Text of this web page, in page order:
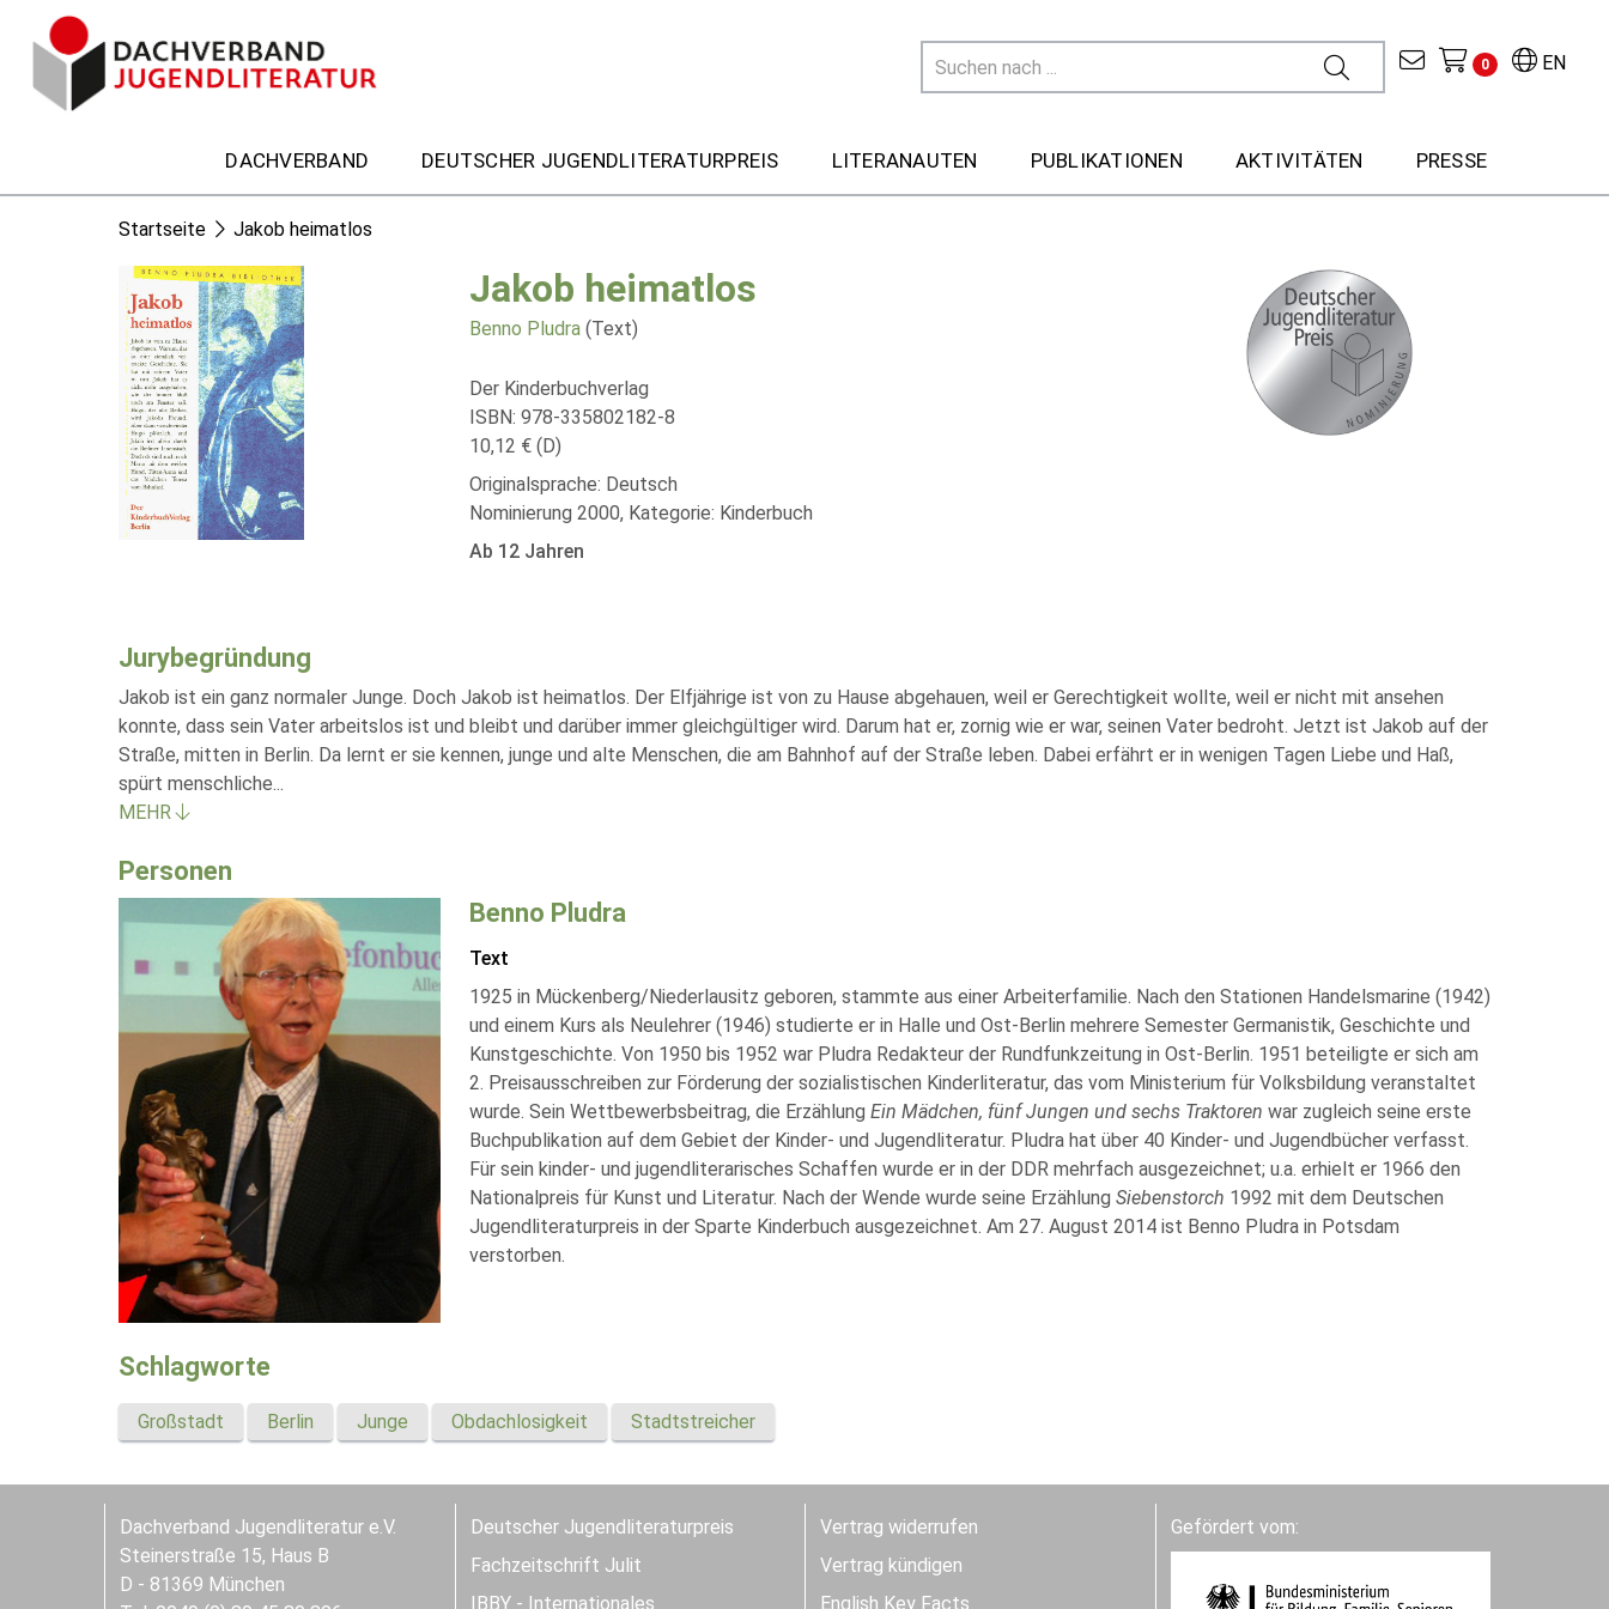
EN
0
DACHVERBAND DEUTSCHER JUGENDLITERATURPREIS LITERANAUTEN PUBLIKATIONEN AKTIVITÄTEN PRESSE
Startseite Jakob heimatlos
Jakob heimatlos
Benno Pludra (Text)
Der Kinderbuchverlag
ISBN: 978-335802182-8
10,12 € (D)
Originalsprache: Deutsch
Nominierung 2000, Kategorie: Kinderbuch
Ab 12 Jahren
Jurybegründung
Jakob ist ein ganz normaler Junge. Doch Jakob ist heimatlos. Der Elfjährige ist von zu Hause abgehauen, weil er Gerechtigkeit wollte, weil er nicht mit ansehen
konnte, dass sein Vater arbeitslos ist und bleibt und darüber immer gleichgültiger wird. Darum hat er, zornig wie er war, seinen Vater bedroht. Jetzt ist Jakob auf der
Straße, mitten in Berlin. Da lernt er sie kennen, junge und alte Menschen, die am Bahnhof auf der Straße leben. Dabei erfährt er in wenigen Tagen Liebe und Haß,
spürt menschliche...
MEHR
Personen
Benno Pludra
Text
1925 in Mückenberg/Niederlausitz geboren, stammte aus einer Arbeiterfamilie. Nach den Stationen Handelsmarine (1942)
und einem Kurs als Neulehrer (1946) studierte er in Halle und Ost-Berlin mehrere Semester Germanistik, Geschichte und
Kunstgeschichte. Von 1950 bis 1952 war Pludra Redakteur der Rundfunkzeitung in Ost-Berlin. 1951 beteiligte er sich am
2. Preisausschreiben zur Förderung der sozialistischen Kinderliteratur, das vom Ministerium für Volksbildung veranstaltet
wurde. Sein Wettbewerbsbeitrag, die Erzählung Ein Mädchen, fünf Jungen und sechs Traktoren war zugleich seine erste
Buchpublikation auf dem Gebiet der Kinder- und Jugendliteratur. Pludra hat über 40 Kinder- und Jugendbücher verfasst.
Für sein kinder- und jugendliterarisches Schaffen wurde er in der DDR mehrfach ausgezeichnet; u.a. erhielt er 1966 den
Nationalpreis für Kunst und Literatur. Nach der Wende wurde seine Erzählung Siebenstorch 1992 mit dem Deutschen
Jugendliteraturpreis in der Sparte Kinderbuch ausgezeichnet. Am 27. August 2014 ist Benno Pludra in Potsdam
verstorben.
Schlagworte
Großstadt Berlin Junge Obdachlosigkeit Stadtstreicher
Dachverband Jugendliteratur e.V.
Steinerstraße 15, Haus B
D - 81369 München
Deutscher Jugendliteraturpreis
Fachzeitschrift Julit
IBBY - Internationales
Vertrag widerrufen
Vertrag kündigen
English Key Facts
Gefördert vom: